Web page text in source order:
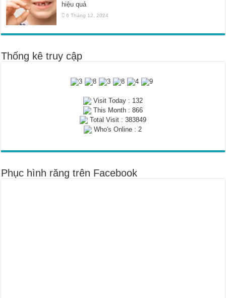
hiệu quả
6 Tháng 12, 2024
Thống kê truy cập
Visit Today : 132
This Month : 866
Total Visit : 383849
Who's Online : 2
Phục hình răng trên Facebook